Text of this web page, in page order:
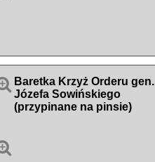
Baretka Krzyż Orderu gen.
Józefa Sowińskiego
(przypinane na pinsie)